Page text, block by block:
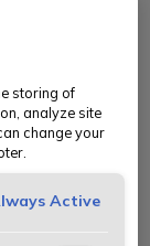
eller
storing of
analyze site
change your
Active